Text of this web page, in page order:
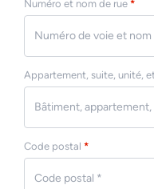
Numéro et nom de rue *
Appartement, suite, unité,
Code postal *